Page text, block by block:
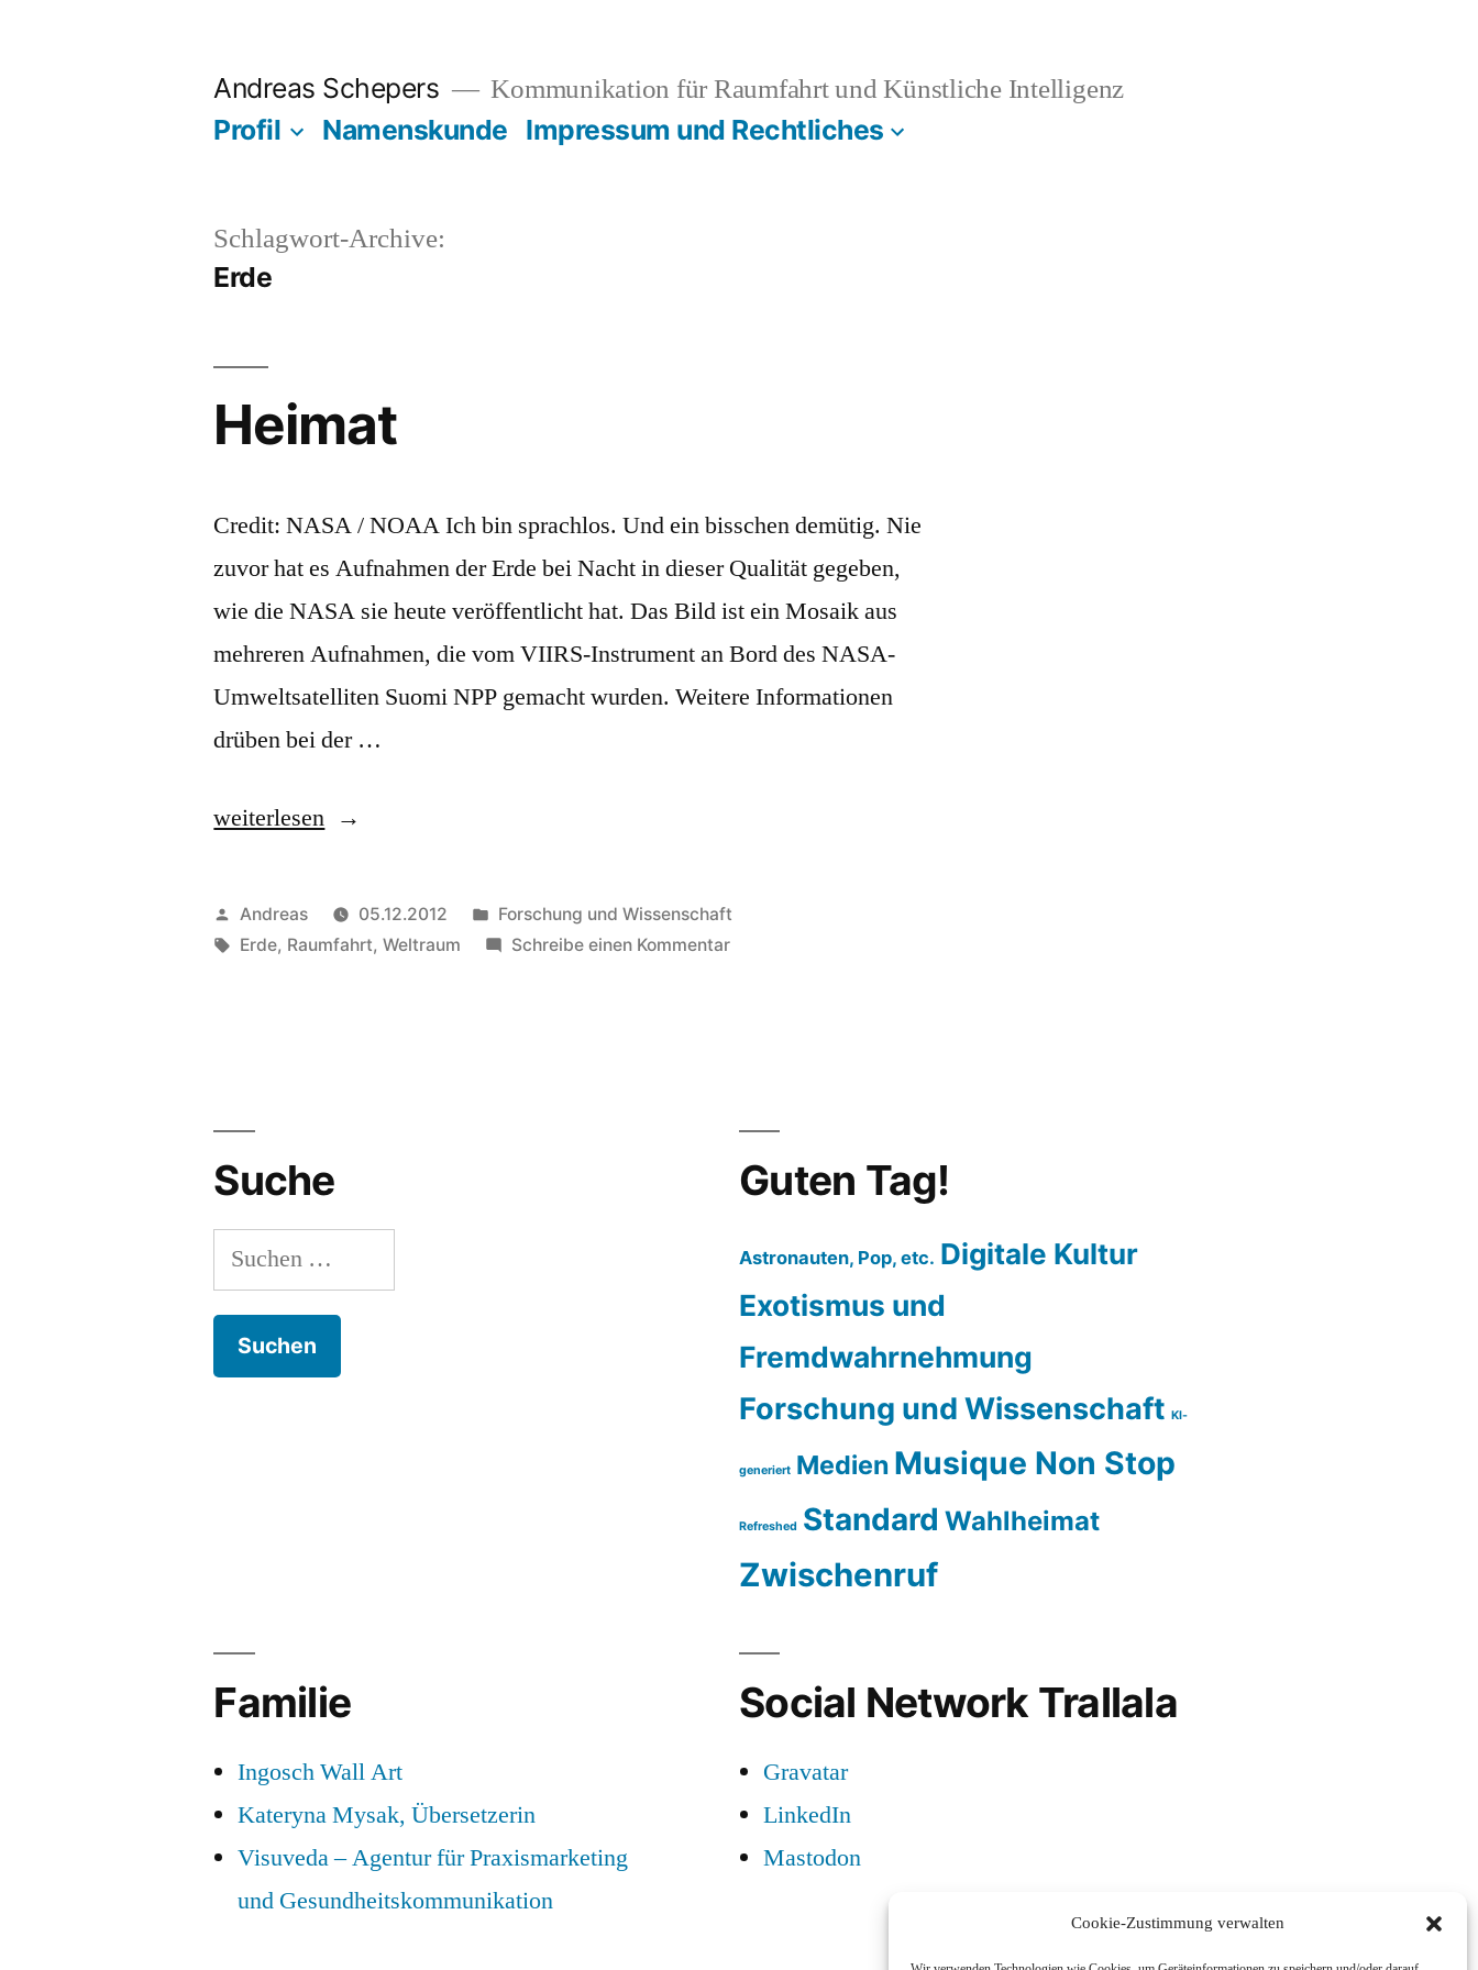
Cookie-Zustimmung verwalten
Andreas Schepers Kommunikation für Raumfahrt und Künstliche Intelligenz
Profil Namenskunde Impressum und Rechtliches
Schlagwort-Archive:
Erde
Heimat
Credit: NASA / NOAA Ich bin sprachlos. Und ein bisschen demütig. Nie
zuvor hat es Aufnahmen der Erde bei Nacht in dieser Qualität gegeben,
wie die NASA sie heute veröffentlicht hat. Das Bild ist ein Mosaik aus
mehreren Aufnahmen, die vom VIIRS-Instrument an Bord des NASA-
Umweltsatelliten Suomi NPP gemacht wurden. Weitere Informationen
drüben bei der …
„Heimat“
weiterlesen
Veröffentlicht
von
Andreas 05.12.2012
Veröffentlicht
in
Forschung und Wissenschaft
Schlagwörter:
Erde, Raumfahrt,Weltraum Schreibe einen Kommentarzu
Suche
Suchen
nach:
Guten Tag!
Astronauten, Pop, etc. Digitale Kultur
Exotismus und
Fremdwahrnehmung
Forschung und Wissenschaft KI-
generiert Medien Musique Non Stop
Refreshed Standard Wahlheimat
Zwischenruf
Familie
Ingosch Wall Art
Kateryna Mysak, Übersetzerin
Visuveda – Agentur für Praxismarketing
und Gesundheitskommunikation
Social Network Trallala
Gravatar
LinkedIn
Mastodon